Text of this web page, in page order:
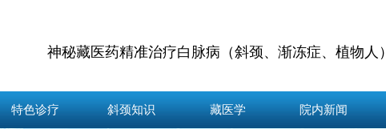
神秘藏医药精准治疗白脉病（斜颈、渐冻症、植物人）
特色诊疗 斜颈知识 藏医学 院内新闻